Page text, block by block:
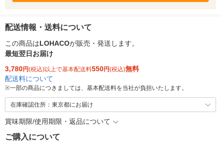
配送情報・送料について
この商品はLOHACOが販売・発送します。
最短翌日お届け
3,780円(税込)以上で基本配送料550円(税込)無料
配送料について
※一部の商品につきましては、基本配送料を当社が負担いたします。
在庫確認住所：東京都にお届け
賞味期限/使用期限・返品について
ご購入について